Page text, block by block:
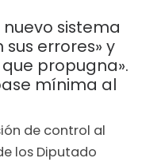
sistema
sus errores» y
propugna».
mínima al